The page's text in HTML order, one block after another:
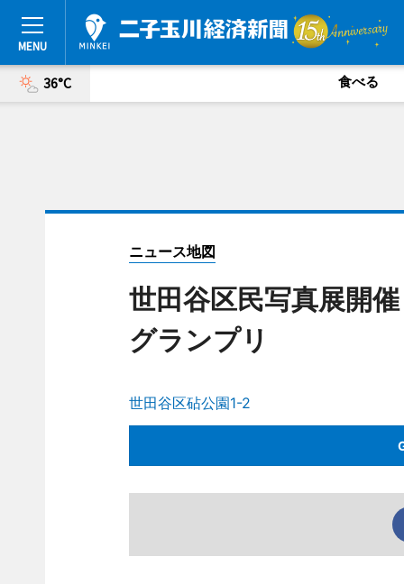
36°C 食べる
ニュース地図
世田谷区民写真展開
グランプリ
世田谷区砧公園1-2